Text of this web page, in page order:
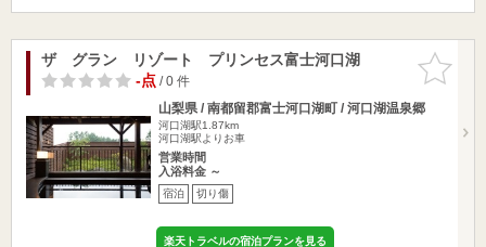
お気に入
りに追加
ザ グラン リゾート プリンセス富士河口湖
-点/ 0 件
山梨県 / 南都留郡富士河口湖町 / 河口湖温泉郷
河口湖駅1.87km
河口湖駅よりお車
営業時間
入浴料金 ～
宿泊 切り傷
楽天トラベルの宿泊プランを見る